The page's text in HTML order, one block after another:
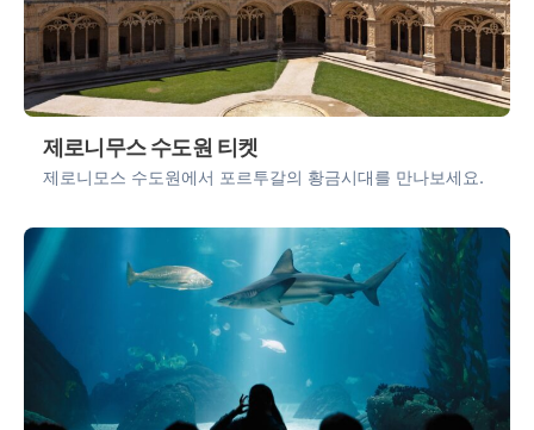
제로니무스 수도원 티켓
제로니모스 수도원에서 포르투갈의 황금시대를 만나보세요.